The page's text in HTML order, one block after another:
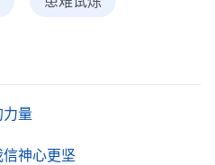
我的手机突然响了，我心
打来的，千万不能连累了
重重地摔在了地上，手机
怒了那些警察，他们像发
力量
神心更坚